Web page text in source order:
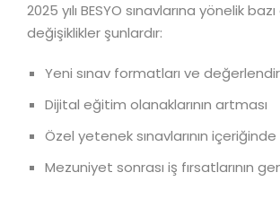
2025 yılı BESYO sınavlarına yönelik
değişiklikler şunlardır:
Yeni sınav formatları ve
Dijital eğitim olanaklarının artması
Özel yetenek sınavlarının
Mezuniyet sonrası iş fırsatlarının